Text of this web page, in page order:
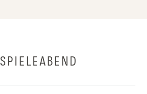
SPIELEABEND